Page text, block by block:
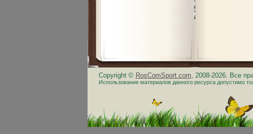
Copyright © RosComSport.com, 2008-2026. Все
Использование материалов данного ресурса допустимо